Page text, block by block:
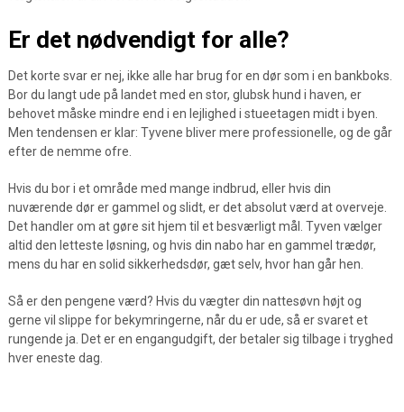
Er det nødvendigt for alle?
Det korte svar er nej, ikke alle har brug for en dør som i en bankboks.
Bor du langt ude på landet med en stor, glubsk hund i haven, er
behovet måske mindre end i en lejlighed i stueetagen midt i byen.
Men tendensen er klar: Tyvene bliver mere professionelle, og de går
efter de nemme ofre.
Hvis du bor i et område med mange indbrud, eller hvis din
nuværende dør er gammel og slidt, er det absolut værd at overveje.
Det handler om at gøre sit hjem til et besværligt mål. Tyven vælger
altid den letteste løsning, og hvis din nabo har en gammel trædør,
mens du har en solid sikkerhedsdør, gæt selv, hvor han går hen.
Så er den pengene værd? Hvis du vægter din nattesøvn højt og
gerne vil slippe for bekymringerne, når du er ude, så er svaret et
rungende ja. Det er en engangudgift, der betaler sig tilbage i tryghed
hver eneste dag.